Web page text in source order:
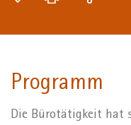
Programm
Die Bürotätigkeit hat